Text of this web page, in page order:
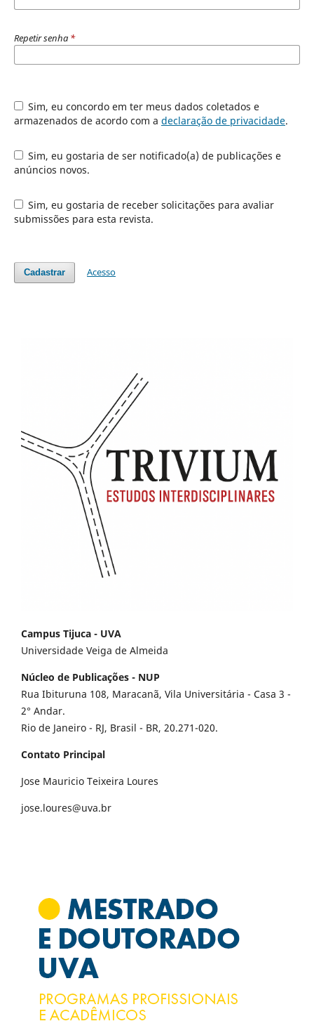
Repetir senha *
Sim, eu concordo em ter meus dados coletados e
armazenados de acordo com a declaração de privacidade.
Sim, eu gostaria de ser notificado(a) de publicações e
anúncios novos.
Sim, eu gostaria de receber solicitações para avaliar
submissões para esta revista.
Cadastrar Acesso
Campus Tijuca - UVA
Universidade Veiga de Almeida
Núcleo de Publicações - NUP
Rua Ibituruna 108, Maracanã, Vila Universitária - Casa 3 -
2° Andar.
Rio de Janeiro - RJ, Brasil - BR, 20.271-020.
Contato Principal
Jose Mauricio Teixeira Loures
jose.loures@uva.br